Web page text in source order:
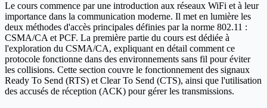
Le cours commence par une introduction aux réseaux WiFi et à leur
importance dans la communication moderne. Il met en lumière les
deux méthodes d'accès principales définies par la norme 802.11 :
CSMA/CA et PCF. La première partie du cours est dédiée à
l'exploration du CSMA/CA, expliquant en détail comment ce
protocole fonctionne dans des environnements sans fil pour éviter
les collisions. Cette section couvre le fonctionnement des signaux
Ready To Send (RTS) et Clear To Send (CTS), ainsi que l'utilisation
des accusés de réception (ACK) pour gérer les transmissions.